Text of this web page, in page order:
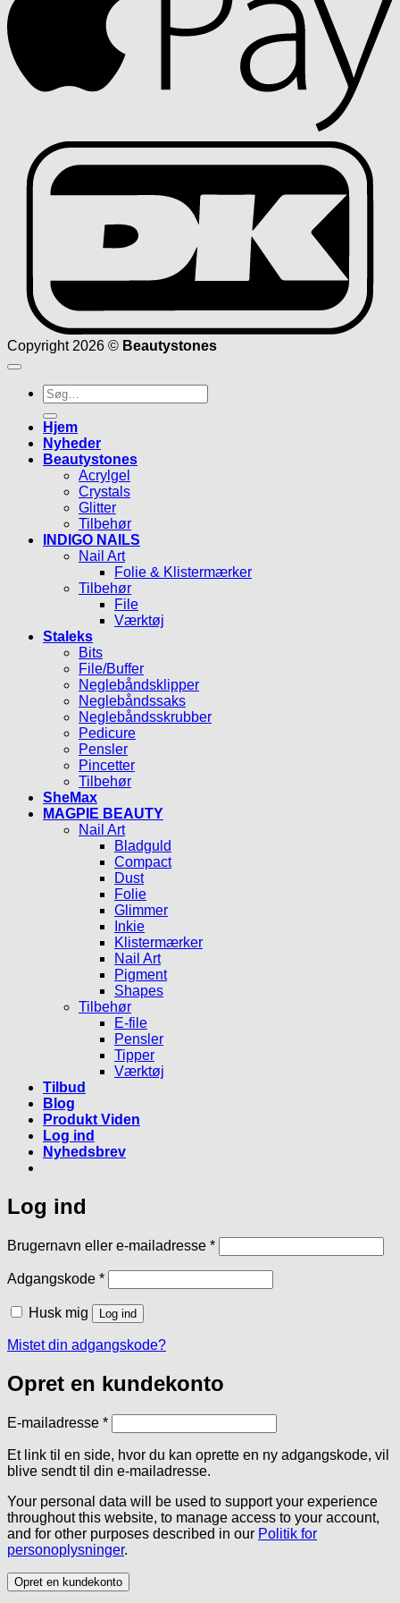
Copyright 2026 © Beautystones
Søg
efter:
Hjem
Nyheder
Beautystones
Acrylgel
Crystals
Glitter
Tilbehør
INDIGO NAILS
Nail Art
Folie & Klistermærker
Tilbehør
File
Værktøj
Staleks
Bits
File/Buffer
Neglebåndsklipper
Neglebåndssaks
Neglebåndsskrubber
Pedicure
Pensler
Pincetter
Tilbehør
SheMax
MAGPIE BEAUTY
Nail Art
Bladguld
Compact
Dust
Folie
Glimmer
Inkie
Klistermærker
Nail Art
Pigment
Shapes
Tilbehør
E-file
Pensler
Tipper
Værktøj
Tilbud
Blog
Produkt Viden
Log ind
Nyhedsbrev
Log ind
Brugernavn eller e-mailadresse *Påkrævet
Adgangskode *Påkrævet
Husk mig Log ind
Mistet din adgangskode?
Opret en kundekonto
E-mailadresse *Påkrævet
Et link til en side, hvor du kan oprette en ny adgangskode, vil
blive sendt til din e-mailadresse.
Your personal data will be used to support your experience
throughout this website, to manage access to your account,
and for other purposes described in our Politik for
personoplysninger.
Opret en kundekonto